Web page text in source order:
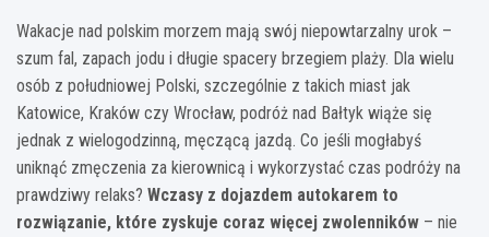
Wakacje nad polskim morzem mają swój niepowtarzalny urok –
szum fal, zapach jodu i długie spacery brzegiem plaży. Dla wielu
osób z południowej Polski, szczególnie z takich miast jak
Katowice, Kraków czy Wrocław, podróż nad Bałtyk wiąże się
jednak z wielogodzinną, męczącą jazdą. Co jeśli mogłabyś
uniknąć zmęczenia za kierownicą i wykorzystać czas podróży na
prawdziwy relaks? Wczasy z dojazdem autokarem to
rozwiązanie, które zyskuje coraz więcej zwolenników – nie